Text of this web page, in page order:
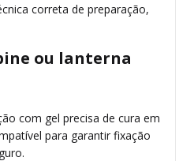
correta de preparação,
ou lanterna
com gel precisa de cura em
para garantir fixação